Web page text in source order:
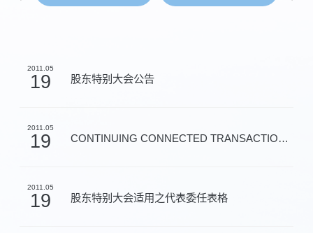
2011.05
19 股东特别大会公告
2011.05
19 CONTINUING CONNECTED TRANSACTIONS IN RES
2011.05
19 股东特别大会适用之代表委任表格